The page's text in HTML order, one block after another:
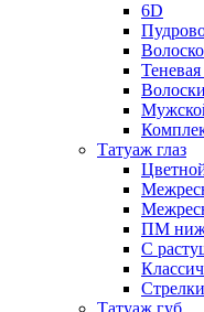
6D
Татуаж глаз
ПМ
С
Татуаж губ